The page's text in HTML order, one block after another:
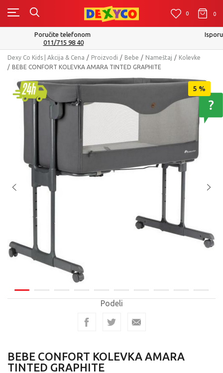
0 0 0
Isporuku možete očekivati u roku od 2 do 4 radna dana!
Dexy Co Kids | Akcija & Cena Proizvodi Bebe Nameštaj
Kolevke
BEBE CONFORT KOLEVKA AMARA TINTED GRAPHITE
5 %
Podeli
BEBE CONFORT KOLEVKA AMARA
TINTED GRAPHITE